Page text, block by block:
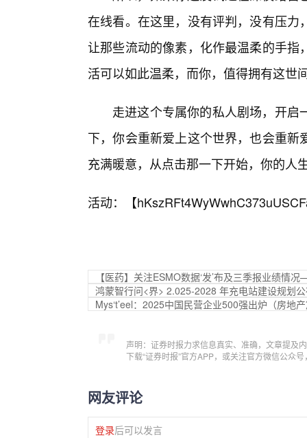
在线看。在这里，没有评判，没有压
让那些流动的像素，化作最温柔的手
活可以如此温柔，而你，值得拥有这世
走进这个专属你的私人剧场，开
下，你会重新爱上这个世界，也会重
充满暖意，从点击那一下开始，你的人
活动：【
【医药】关注ESMO数据‘发’布及三季报业绩
鸿蒙智行问<界> 2.025-2028 年充电站建设规划
Mys‘t’eel：2025中国民营企业500强出炉（房地
声明：证券时报力求信息真实、准确，文章提及
下载“证券时报”官方APP，或关注官方微信公众
网友评论
登录后可以发言